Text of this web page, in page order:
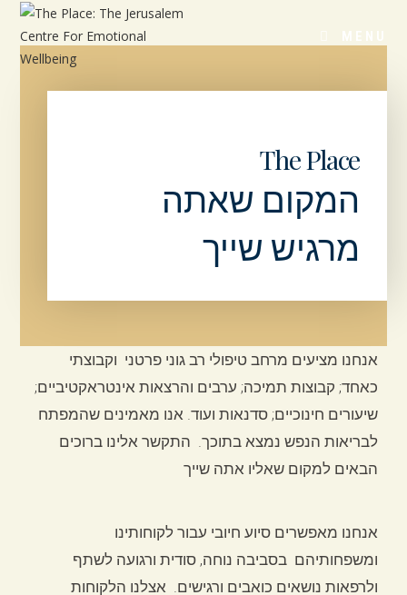
MENU
The Place
המקום שאתה
מרגיש שייך
אנחנו מציעים מרחב טיפולי רב גוני פרטני וקבוצתי
כאחד; קבוצות תמיכה; ערבים והרצאות אינטראקטיביים;
שיעורים חינוכיים; סדנאות ועוד. אנו מאמינים שהמפתח
לבריאות הנפש נמצא בתוכך. התקשר אלינו ברוכים
הבאים למקום שאליו אתה שייך
אנחנו מאפשרים סיוע חיובי עבור לקוחותינו
ומשפחותיהם בסביבה נוחה, סודית ורגועה לשתף
ולרפאות נושאים כואבים ורגישים. אצלנו הלקוחות